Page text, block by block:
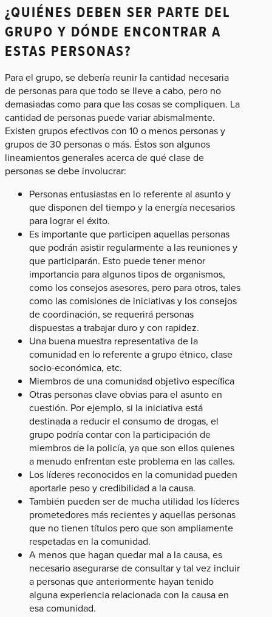
¿QUIÉNES DEBEN SER PARTE DEL
GRUPO Y DÓNDE ENCONTRAR A
ESTAS PERSONAS?
Para el grupo, se debería reunir la cantidad necesaria
de personas para que todo se lleve a cabo, pero no
demasiadas como para que las cosas se compliquen. La
cantidad de personas puede variar abismalmente.
Existen grupos efectivos con 10 o menos personas y
grupos de 30 personas o más. Éstos son algunos
lineamientos generales acerca de qué clase de
personas se debe involucrar:
Personas entusiastas en lo referente al asunto y
que disponen del tiempo y la energía necesarios
para lograr el éxito.
Es importante que participen aquellas personas
que podrán asistir regularmente a las reuniones y
que participarán. Esto puede tener menor
importancia para algunos tipos de organismos,
como los consejos asesores, pero para otros, tales
como las comisiones de iniciativas y los consejos
de coordinación, se requerirá personas
dispuestas a trabajar duro y con rapidez.
Una buena muestra representativa de la
comunidad en lo referente a grupo étnico, clase
socio-económica, etc.
Miembros de una comunidad objetivo específica
Otras personas clave obvias para el asunto en
cuestión. Por ejemplo, si la iniciativa está
destinada a reducir el consumo de drogas, el
grupo podría contar con la participación de
miembros de la policía, ya que son ellos quienes
a menudo enfrentan este problema en las calles.
Los líderes reconocidos en la comunidad pueden
aportarle peso y credibilidad a la causa.
También pueden ser de mucha utilidad los líderes
prometedores más recientes y aquellas personas
que no tienen títulos pero que son ampliamente
respetadas en la comunidad.
A menos que hagan quedar mal a la causa, es
necesario asegurarse de consultar y tal vez incluir
a personas que anteriormente hayan tenido
alguna experiencia relacionada con la causa en
esa comunidad.